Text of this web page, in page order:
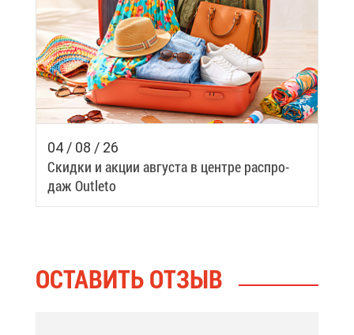
04 / 08 / 26
Скид­ки и ак­ции ав­гу­ста в цен­тре рас­про­
даж Outleto
ОСТА­ВИТЬ ОТ­ЗЫВ